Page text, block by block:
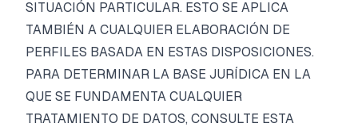
SITUACIÓN PARTICULAR. ESTO SE APLICA
TAMBIÉN A CUALQUIER ELABORACIÓN DE
PERFILES BASADA EN ESTAS DISPOSICIONES.
PARA DETERMINAR LA BASE JURÍDICA EN LA
QUE SE FUNDAMENTA CUALQUIER
TRATAMIENTO DE DATOS, CONSULTE ESTA